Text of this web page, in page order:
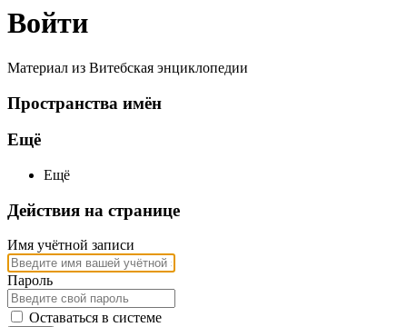
Войти
Материал из Витебская энциклопедии
Пространства имён
Ещё
Ещё
Действия на странице
Имя учётной записи
Пароль
Оставаться в системе